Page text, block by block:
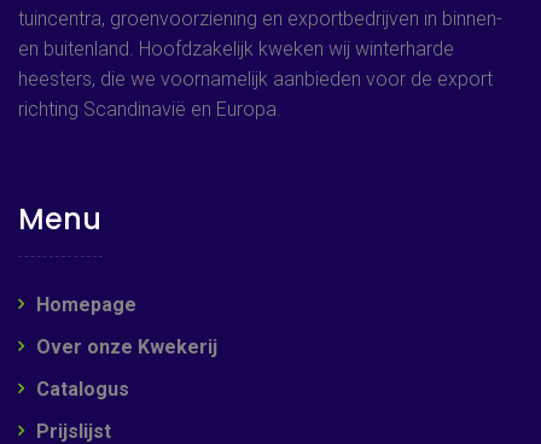
tuincentra, groenvoorziening en exportbedrijven in binnen-
en buitenland. Hoofdzakelijk kweken wij winterharde
heesters, die we voornamelijk aanbieden voor de export
richting Scandinavië en Europa.
Menu
Homepage
Over onze Kwekerij
Catalogus
Prijslijst